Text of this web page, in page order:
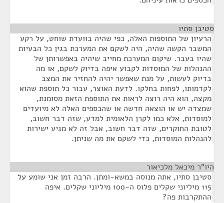
סטיבן סתיו
הרעיון של התוספות האלה, כפי שהיה בוועדת שוחט, על רקע
המשבר הקשה שהיה, היה לשקם את המערכת בגין כל הבעיות
שהיו בעבר. שיקום המערכת מחייב שיהיה באפשרותן של
ההנהלות של המוסדות לקבוע איפה בדיוק לשקם, או מה
בדיוק לעשות, על מנת שאפשר יהיה להחזיר את המצב
לקדמותו, לפחות בחלקו. לדעת האוצר, עבור כל תוספת שהוא
מקצה, הוא היה רוצה לראות את התוספת הזאת מסומנת,
שמצדה יש או הוצאה חדשה או שהכספים האלה לא מיועדים
למוסדות, אלא כמו לקרן הלאומית למדע, שזה דבר חשוב,
לטובת החוקרים, שזה דבר חשוב, אבל זה לא מגיע ישירות
להנהלות המוסדות, כדי לשקם את מה שניתן.
היו"ר מיכאל מלכיאור
סטיבן סתיו, אתה מנוסה במשא-ומתן. הרבה זמן אני שומע על
115 מיליוני שקלים פלוס ה-100 מיליוני שקלים. איפה
ההתקרבות פה?